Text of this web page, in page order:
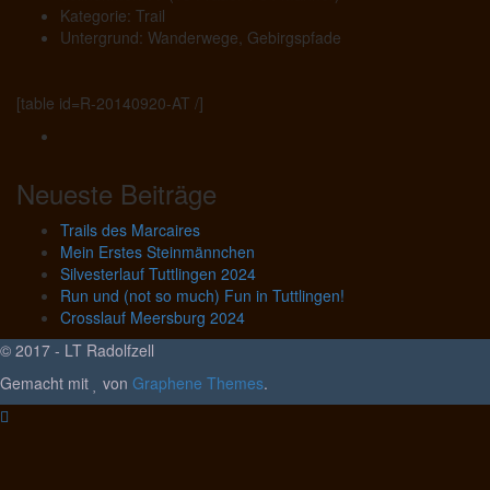
Kategorie: Trail
Untergrund: Wanderwege, Gebirgspfade
[table id=R-20140920-AT /]
Neueste Beiträge
Trails des Marcaires
Mein Erstes Steinmännchen
Silvesterlauf Tuttlingen 2024
Run und (not so much) Fun in Tuttlingen!
Crosslauf Meersburg 2024
© 2017 - LT Radolfzell
Gemacht mit
von Graphene Themes.